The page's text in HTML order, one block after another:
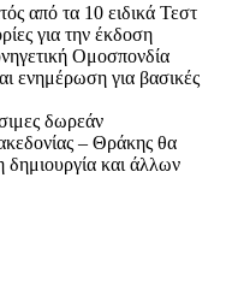
από τα 10 ειδικά Τεστ
για την έκδοση
Ομοσπονδία
ενημέρωση για βασικές
δωρεάν
– Θράκης θα
δημιουργία και άλλων